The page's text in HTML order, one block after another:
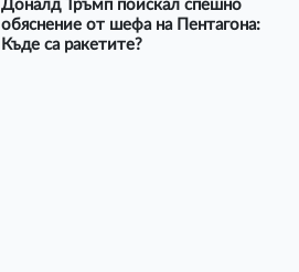
Доналд Тръмп поискал спешно
обяснение от шефа на Пентагона:
Къде са ракетите?